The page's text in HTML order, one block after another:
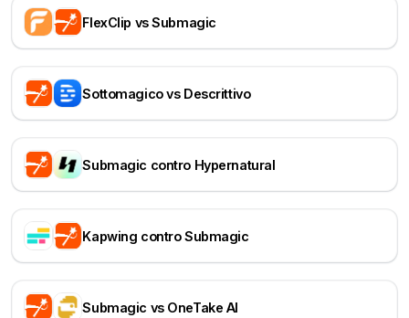
FlexClip vs Submagic
Sottomagico vs Descrittivo
Submagic contro Hypernatural
Kapwing contro Submagic
Submagic vs OneTake AI